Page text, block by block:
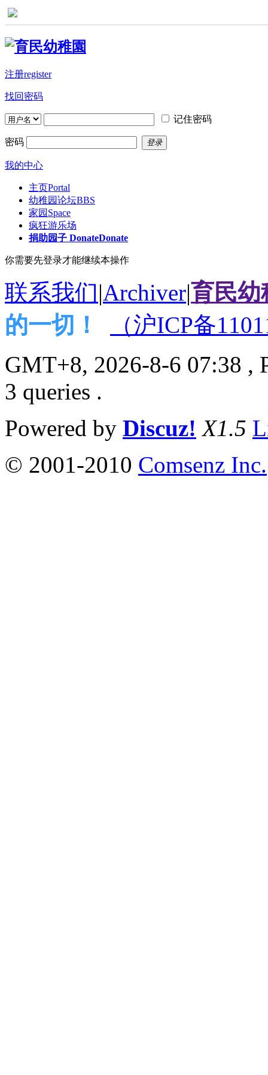
注册register
找回密码
记住密码
密码 登录
我的中心
主页Portal
幼稚园论坛BBS
家园 Space
疯狂游乐场
捐助园子 DonateDonate
你需要先登录才能继续本操作
联系我们|Archiver|育民幼
的一切！
（沪ICP备
GMT+8, 2026-8-6 07:38 ,
3 queries .
Powered by Discuz! X1.5
© 2001-2010 Comsenz Inc.